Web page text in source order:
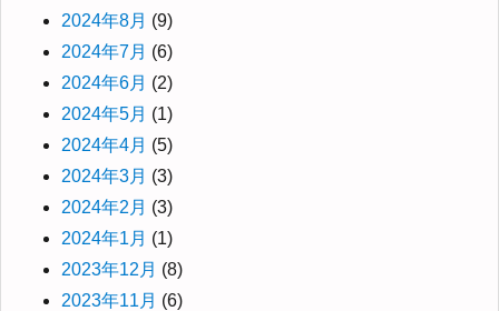
2024年8月 (9)
2024年7月 (6)
2024年6月 (2)
2024年5月 (1)
2024年4月 (5)
2024年3月 (3)
2024年2月 (3)
2024年1月 (1)
2023年12月 (8)
2023年11月 (6)